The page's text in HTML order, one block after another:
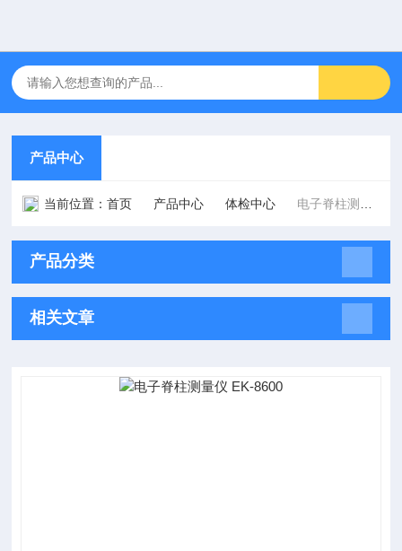
产品中心
当前位置：首页 产品中心 体检中心 电子脊柱测量仪
产品分类
相关文章